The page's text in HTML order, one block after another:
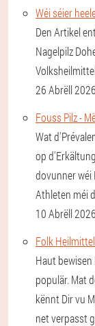
Wéi séier
Den Artikel
Nagelpilz
26 Abrëll 2026
Fouss Pilz -
Wat
op
dovunner wéi
Athleten méi
10 Abrëll 2026
Folk
Haut
populär. Mat
kënnt Dir vu
net verpasst